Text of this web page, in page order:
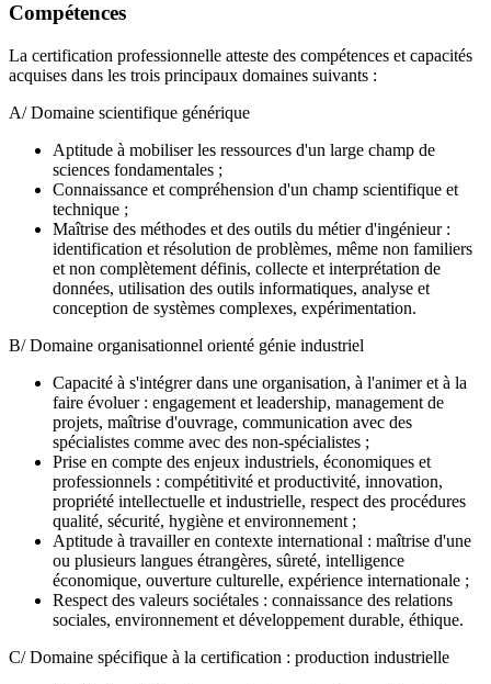
Compétences
La certification professionnelle atteste des compétences et capacités
acquises dans les trois principaux domaines suivants :
A/ Domaine scientifique générique
Aptitude à mobiliser les ressources d'un large champ de
sciences fondamentales ;
Connaissance et compréhension d'un champ scientifique et
technique ;
Maîtrise des méthodes et des outils du métier d'ingénieur :
identification et résolution de problèmes, même non familiers
et non complètement définis, collecte et interprétation de
données, utilisation des outils informatiques, analyse et
conception de systèmes complexes, expérimentation.
B/ Domaine organisationnel orienté génie industriel
Capacité à s'intégrer dans une organisation, à l'animer et à la
faire évoluer : engagement et leadership, management de
projets, maîtrise d'ouvrage, communication avec des
spécialistes comme avec des non-spécialistes ;
Prise en compte des enjeux industriels, économiques et
professionnels : compétitivité et productivité, innovation,
propriété intellectuelle et industrielle, respect des procédures
qualité, sécurité, hygiène et environnement ;
Aptitude à travailler en contexte international : maîtrise d'une
ou plusieurs langues étrangères, sûreté, intelligence
économique, ouverture culturelle, expérience internationale ;
Respect des valeurs sociétales : connaissance des relations
sociales, environnement et développement durable, éthique.
C/ Domaine spécifique à la certification : production industrielle